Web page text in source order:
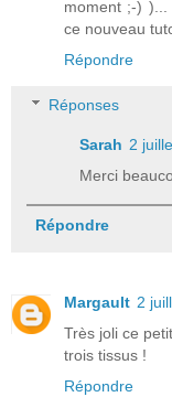
moment ;-)
ce nouveau
Répondre
Réponses
Sarah 2
Merci
Répondre
Margault 2
Très joli ce
trois tissus !
Répondre